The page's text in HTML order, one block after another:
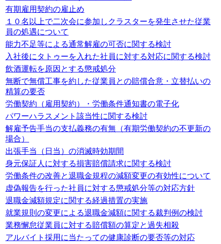
有期雇用契約の雇止め
１０名以上で二次会に参加しクラスターを発生させた従業
員の処遇について
能力不足等による通常解雇の可否に関する検討
入社後にタトゥーを入れた社員に対する対応に関する検討
飲酒運転を原因とする懲戒処分
無断で無償工事を約した従業員との賠償合意・立替払いの
精算の要否
労働契約（雇用契約）・労働条件通知書の電子化
パワーハラスメント該当性に関する検討
解雇予告手当の支払義務の有無（有期労働契約の不更新の
場合）
出張手当（日当）の消滅時効期間
身元保証人に対する損害賠償請求に関する検討
労働条件の改善と退職金規程の減額変更の有効性について
虚偽報告を行った社員に対する懲戒処分等の対応方針
退職金減額規定に関する経過措置の実施
就業規則の変更による退職金減額に関する裁判例の検討
業務懈怠従業員に対する賠償額の算定と過失相殺
アルバイト採用に当たっての健康診断の要否等の対応